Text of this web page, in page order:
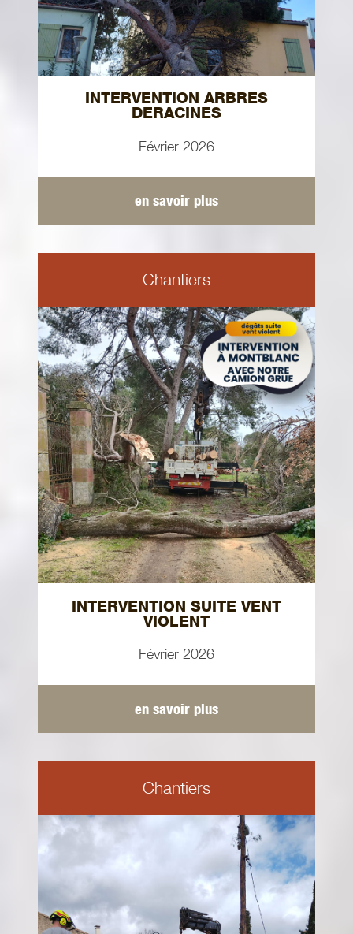
INTERVENTION ARBRES
DERACINES
Février 2026
en savoir plus
Chantiers
INTERVENTION SUITE VENT
VIOLENT
Février 2026
en savoir plus
Chantiers